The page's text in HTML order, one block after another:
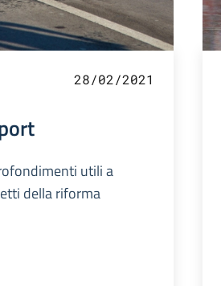
28/02/2021
utili a
della riforma